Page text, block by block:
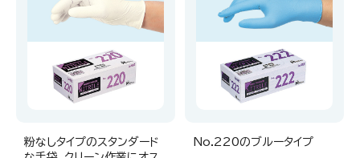
粉なしタイプのスタンダード
No.220のブルータイプ